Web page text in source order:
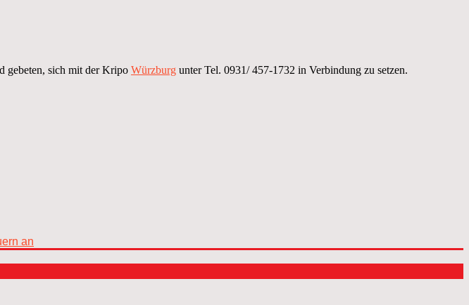
gebeten, sich mit der Kripo Würzburg unter Tel. 0931/ 457-1732 in Verbindung zu setzen.
an